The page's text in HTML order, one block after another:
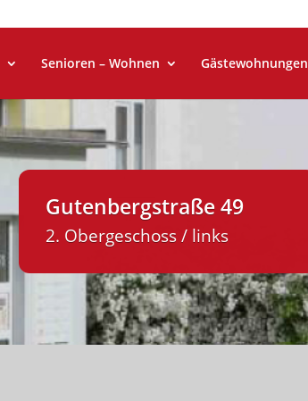
Senioren – Wohnen Gästewohnungen
Gutenbergstraße 49
2. Obergeschoss / links